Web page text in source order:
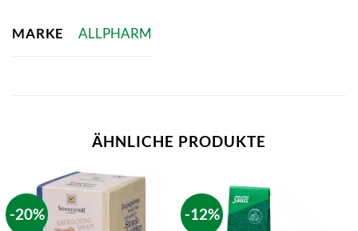
MARKE ALLPHARM
ÄHNLICHE PRODUKTE
-20% -12%